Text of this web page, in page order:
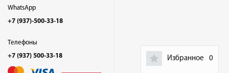
Избранное 0
WhatsApp
+7 (937)-500-33-18
Телефоны
+7 (937) 500-33-18